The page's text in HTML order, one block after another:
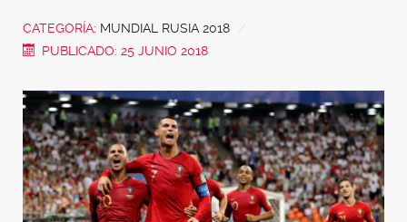
CATEGORÍA: MUNDIAL RUSIA 2018
PUBLICADO: 25 JUNIO 2018